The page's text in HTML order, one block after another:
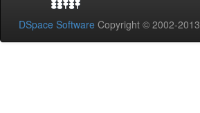
DSpace Software Copyright © 2002-2013